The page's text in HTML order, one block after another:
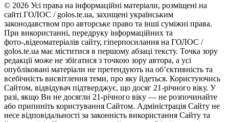
© 2026 Усі права на інформаційні матеріали, розміщені на
сайті ГОЛОС / golos.te.ua, захищені українським
законодавством про авторське право та інші суміжні права.
При використанні, передруку інформаційних та
фото-,відеоматеріалів сайту, гіперпосилання на ГОЛОС /
golos.te.ua має міститися в першому абзаці тексту. Точка зору
редакції може не збігатися з точкою зору автора, а усі
опубліковані матеріали не претендують на об’єктивність та
всебічність висвітлення теми, про яку йдеться. Користуючись
Сайтом, відвідувач підтверджує, що досяг 21-річного віку. У
разі, якщо Ви не досягли 21-річного віку — не розпочинайте
або припиніть користування Сайтом. Адміністрація Сайту не
несе відповідальності за законність використання Сайту та